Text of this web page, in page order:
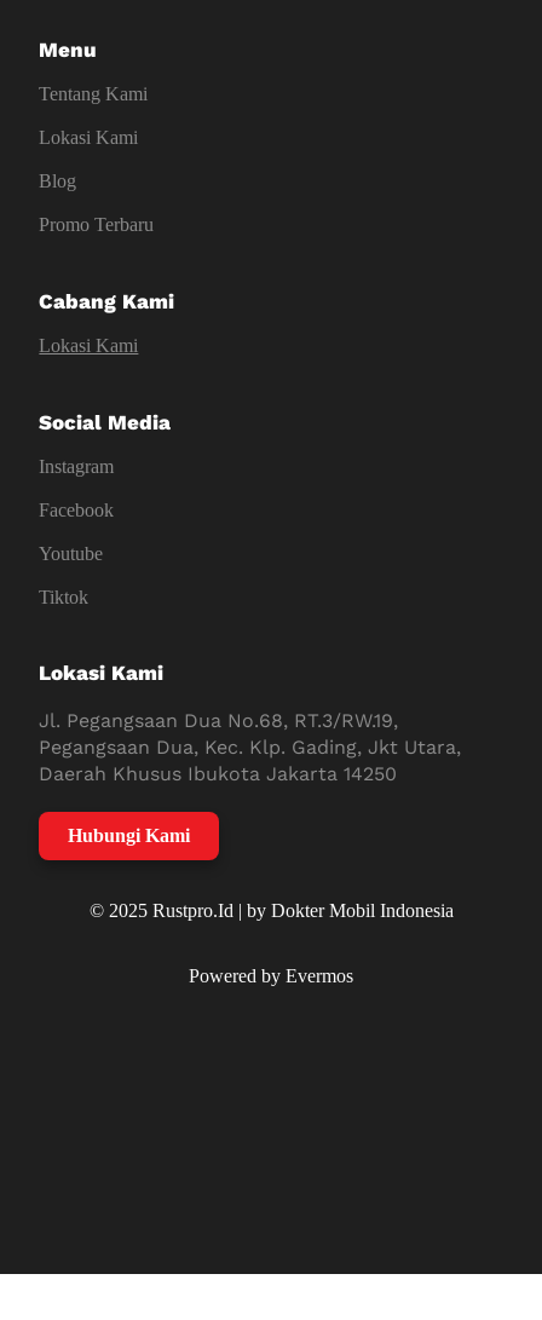
Menu
Tentang Kami
Lokasi Kami
Blog
Promo Terbaru
Cabang Kami
Lokasi Kami
Social Media
Instagram
Facebook
Youtube
Tiktok
Lokasi Kami
Jl. Pegangsaan Dua No.68, RT.3/RW.19,
Pegangsaan Dua, Kec. Klp. Gading, Jkt Utara,
Daerah Khusus Ibukota Jakarta 14250
Hubungi Kami
© 2025 Rustpro.Id | by Dokter Mobil Indonesia
Powered by Evermos